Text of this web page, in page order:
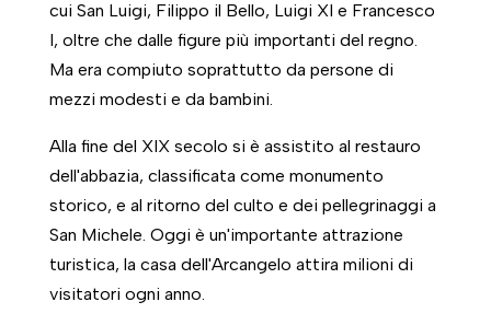
cui San Luigi, Filippo il Bello, Luigi XI e Francesco
I, oltre che dalle figure più importanti del regno.
Ma era compiuto soprattutto da persone di
mezzi modesti e da bambini.
Alla fine del XIX secolo si è assistito al restauro
dell'abbazia, classificata come monumento
storico, e al ritorno del culto e dei pellegrinaggi a
San Michele. Oggi è un'importante attrazione
turistica, la casa dell'Arcangelo attira milioni di
visitatori ogni anno.